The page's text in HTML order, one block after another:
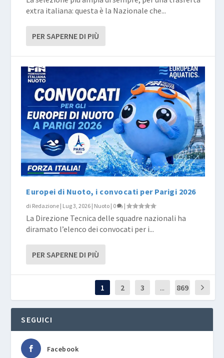
extra italiana: questa è la Nazionale che...
PER SAPERNE DI PIÙ
Europei di Nuoto, i convocati per Parigi 2026
di Redazione | Lug 3, 2026 | Nuoto | 0 |
La Direzione Tecnica delle squadre nazionali ha
diramato l’elenco dei convocati per i...
PER SAPERNE DI PIÙ
1 2 3 ... 869
SEGUICI
Facebook